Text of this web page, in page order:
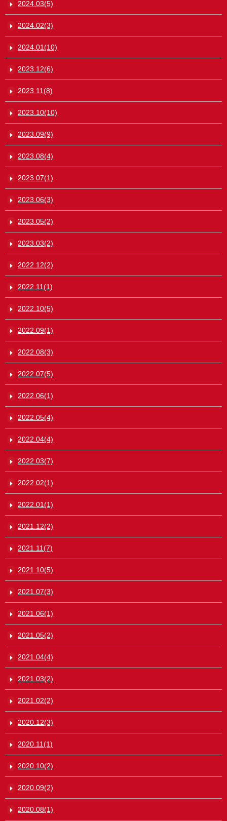
2024.03(5)
2024.02(3)
2024.01(10)
2023.12(6)
2023.11(8)
2023.10(10)
2023.09(9)
2023.08(4)
2023.07(1)
2023.06(3)
2023.05(2)
2023.03(2)
2022.12(2)
2022.11(1)
2022.10(5)
2022.09(1)
2022.08(3)
2022.07(5)
2022.06(1)
2022.05(4)
2022.04(4)
2022.03(7)
2022.02(1)
2022.01(1)
2021.12(2)
2021.11(7)
2021.10(5)
2021.07(3)
2021.06(1)
2021.05(2)
2021.04(4)
2021.03(2)
2021.02(2)
2020.12(3)
2020.11(1)
2020.10(2)
2020.09(2)
2020.08(1)